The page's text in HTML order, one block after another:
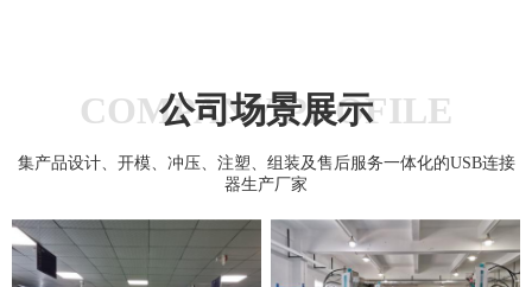
COMPANY PROFILE
公司场景展示
集产品设计、开模、冲压、注塑、组装及售后服务一体化的USB连接
器生产厂家